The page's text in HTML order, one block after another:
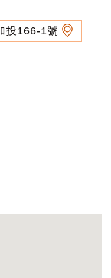
投166-1號